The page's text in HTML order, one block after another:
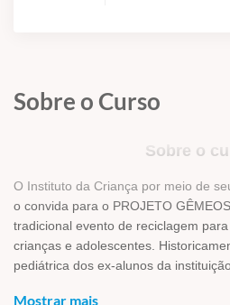
Sobre o Curso
Sobre o
O Instituto da Criança por meio de
o convida para o PROJETO
tradicional evento de reciclagem
crianças e adolescentes.
pediátrica dos ex-alunos da
Mostrar mais